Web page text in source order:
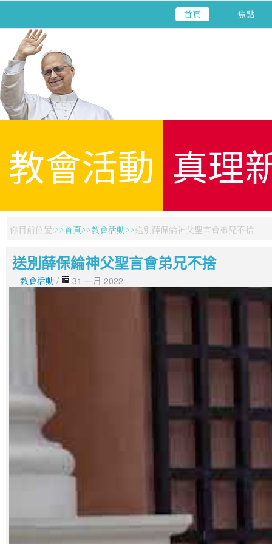
首頁 焦點
教會活動 真理
你目前位置: 首頁 教會活動 送別薛保綸神父聖言會弟兄不捨
送別薛保綸神父聖言會弟兄不捨
教會活動 / 31 一月 2022